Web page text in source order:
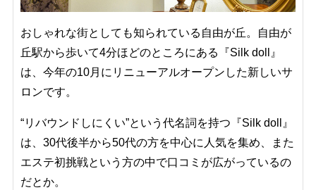
おしゃれな街としても知られている自由が丘。自由が
丘駅から歩いて4分ほどのところにある『Silk doll』
は、今年の10月にリニューアルオープンした新しいサ
ロンです。
“リバウンドしにくい”という代名詞を持つ『Silk doll』
は、30代後半から50代の方を中心に人気を集め、また
エステ初挑戦という方の中で口コミが広がっているの
だとか。